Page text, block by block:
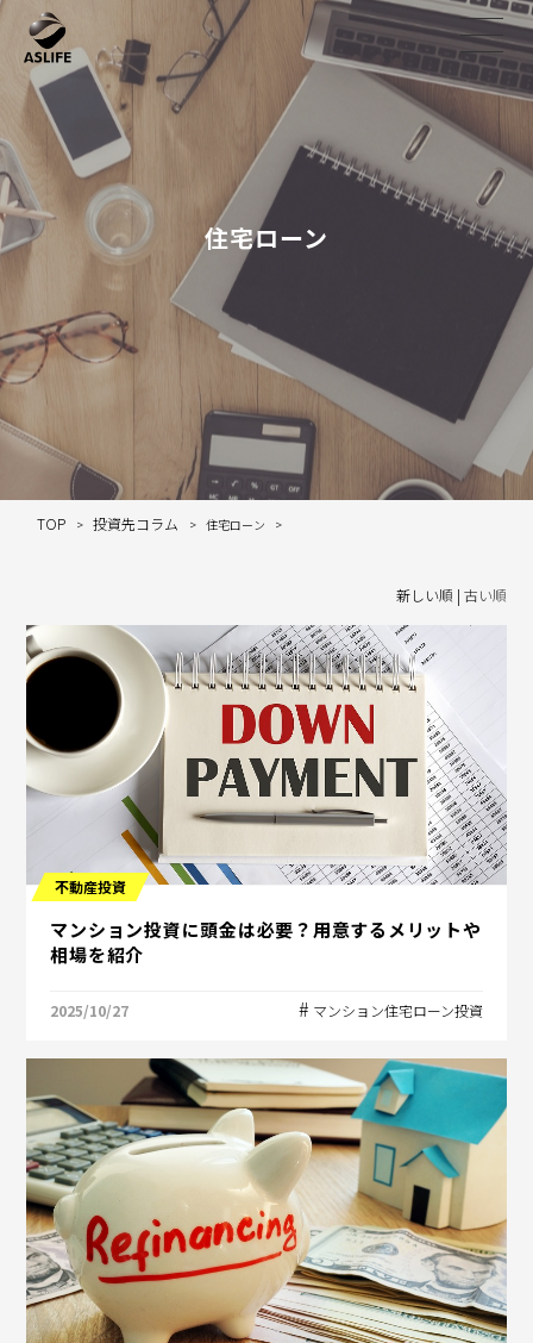
住宅ローン
TOP 投資先コラム 住宅ローン
新しい順 | 古い順
不動産投資
マンション投資に頭金は必要？用意するメリットや
相場を紹介
2025/10/27 マンション住宅ローン投資